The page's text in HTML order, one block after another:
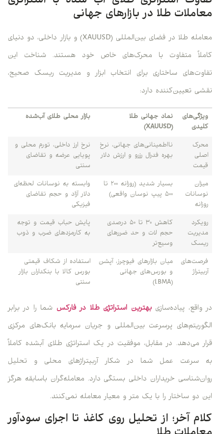
معاملات طلا در بازارهای جهانی
معامله طلا در فضای بین‌المللی (XAUUSD) و بازار داخلی، دو دنیای
کاملاً متفاوت با محرک‌های خاص خود هستند. شناخت این
تفاوت‌های ساختاری برای انتخاب ابزار و مدیریت ریسک صحیح،
نقشی تعیین‌کننده دارد:
ویژگی‌های
کلیدی
نماد جهانی طلا
(XAUUSD)
بازار محلی طلای آب‌شده
محرک
اصلی
قیمت
نااطمینانی‌های جهانی، نرخ
بهره فدرال رزرو و ارزش دلار
نرخ ارز داخلی، تورم محلی و
پویایی عرضه و تقاضای
سنتی
میزان
نوسانات
روزانه
بسیار شدید (روزانه ۲۰۰ تا
۵۰۰ پیپ نوسان واقعی)
وابسته به نوسانات لحظه‌ای
دلار آزاد و حجم تقاضای
فیزیکی
رویکرد
مدیریت
ریسک
کاهش ۳۰ تا ۵۰ درصدی
حجم لات و حد ضررهای
وسیع‌تر
پایش حباب قیمت و توجه
به کارمزدهای ضرب و ذوب
فرصت‌های
آربیتراژ
میان بازارهای فیوچرز، آپشن
و بورس‌های جهانی
(LBMA)
استفاده از شکاف قیمتی
بورس کالا با بنکداران بازار
سنتی
در واقع، پیاده‌سازی بهترین استراتژی طلا در فارکس شما را در برابر
الگوریتم‌های پرسرعت بین‌المللی و جریان سرمایه بانک‌های مرکزی
قرار می‌دهد. در مقابل، موفقیت در یک استراتژی طلای آبشده کاملاً
به سرعت عمل شما در شکار آربیتراژهای محلی و تحلیل
روان‌شناسی خریداران داخلی بستگی دارد. معامله‌گران باسابقه هرگز
این دو ساختار را با یک متر و معیار معامله نمی‌کنند.
کلام آخر؛ از تحلیل روی کاغذ تا اجرای سودآور